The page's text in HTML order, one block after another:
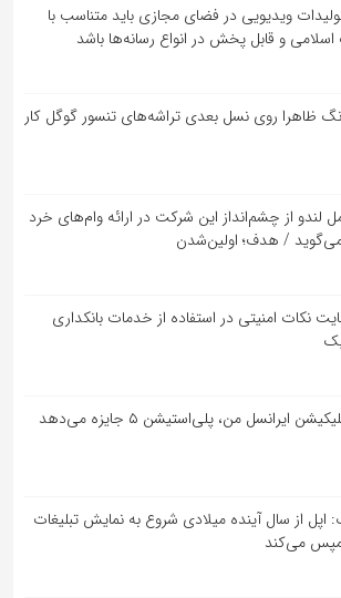
ویدیویی در فضای مجازی باید متناسب با
و قابل پخش در انواع رسانه‌ها باشد
ظاهرا روی نسل بعدی تراشه‌های تنسور گوگل کار
لندو از چشم‌انداز این شرکت در ارائه وام‌های خرد
می‌گوید / هدف؛ اولین‌شدن
نکات امنیتی در استفاده از خدمات بانکداری
ایرانسل من، پلی‌استیشن ۵ جایزه می‌دهد
اپل از سال آینده میلادی شروع به نمایش تبلیغات
می‌کند